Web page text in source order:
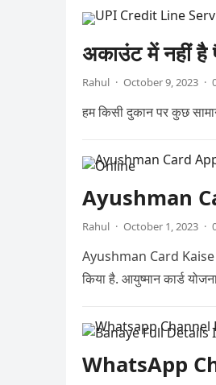
अकाउंट में नहीं
Rahul · October 9, 2023 ·
हम किसी दुकान पर कुछ
Ayushman
Rahul · October 1, 2023 ·
Ayushman Card Kaise
किया है. आयुष्मान कार्ड
WhatsApp